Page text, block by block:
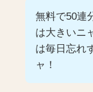
無料で50連
は大きいニ
は毎日忘れ
ャ！